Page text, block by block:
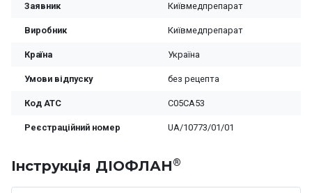
Заявник Київмедпрепарат
Виробник Київмедпрепарат
Країна Україна
Умови відпуску без рецепта
Код ATC C05CA53
Реєстраційний номер UA/10773/01/01
Iнструкція ДІОФЛАН®